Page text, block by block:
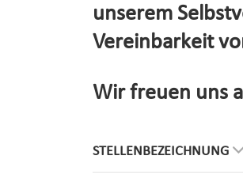
unserem
Vereinbarkeit
Wir freuen uns
STELLENBEZEICHNUNG